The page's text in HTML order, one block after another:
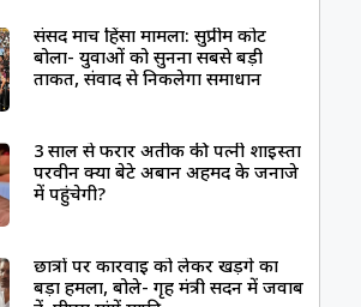
संसद मार्च हिंसा मामला: सुप्रीम कोर्ट
बोला- युवाओं को सुनना सबसे बड़ी
ताकत, संवाद से निकलेगा समाधान
3 साल से फरार अतीक की पत्नी शाइस्ता
परवीन क्या बेटे अबान अहमद के जनाजे
में पहुंचेगी?
छात्रों पर कार्रवाई को लेकर खड़गे का
बड़ा हमला, बोले- गृह मंत्री सदन में जवाब